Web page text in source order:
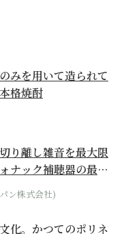
みを用いて造られて
格焼酎
り離し雑音を最大限
ナック補聴器の最上
ン株式会社)
化。かつてのポリネ